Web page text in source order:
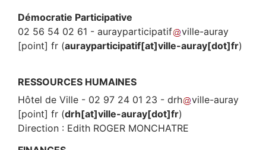
Démocratie Participative
02 56 54 02 61 - aurayparticipatif
ville-auray
[point] fr (aurayparticipatif[at]ville-auray[dot]fr)
RESSOURCES HUMAINES
Hôtel de Ville - 02 97 24 01 23 - drh
ville-auray
[point] fr (drh[at]ville-auray[dot]fr)
Direction : Edith ROGER MONCHATRE